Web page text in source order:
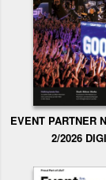
EVENT PARTNER
2/2026